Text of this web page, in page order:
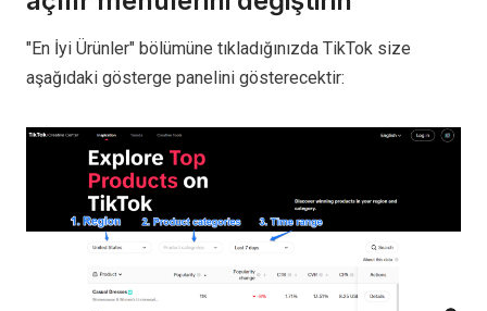
"En İyi Ürünler" bölümüne tıkladığınızda TikTok size
aşağıdaki gösterge panelini gösterecektir: